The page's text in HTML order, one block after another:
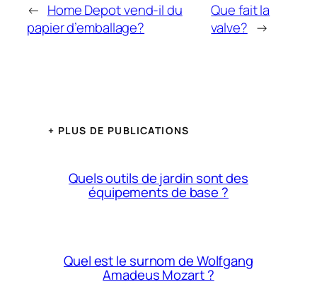
← Home Depot vend-il du
papier d’emballage?
Que fait la
valve? →
+ PLUS DE PUBLICATIONS
Quels outils de jardin sont des
équipements de base ?
Quel est le surnom de Wolfgang
Amadeus Mozart ?